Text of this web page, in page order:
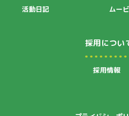
活動日記 ムー
採用につい
採用情報